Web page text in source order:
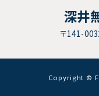
深井
〒141-
Copyright ©